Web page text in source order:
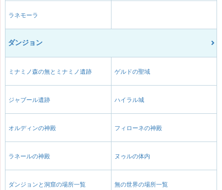
ラネモーラ
ダンジョン
ミナミノ森の無とミナミノ遺跡 ゲルドの聖域
ジャブール遺跡 ハイラル城
オルディンの神殿 フィローネの神殿
ラネールの神殿 ヌゥルの体内
ダンジョンと洞窟の場所一覧 無の世界の場所一覧